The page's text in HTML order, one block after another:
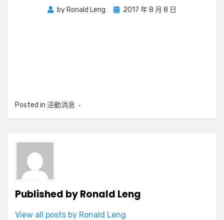
by Ronald Leng
Posted
2017 年 8 月 8 日
Posted in 活動消息
Published byRonald Leng
View all posts by Ronald Leng